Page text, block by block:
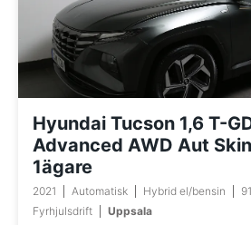
Hyundai Tucson 1,6 T-
Advanced AWD Aut
1ägare
2021 Automatisk Hybrid el/bensin
Fyrhjulsdrift
Uppsala